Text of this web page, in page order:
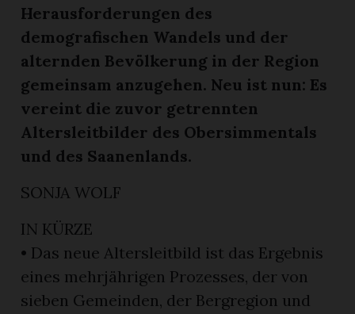
Herausforderungen des
demografischen Wandels und der
alternden Bevölkerung in der Region
gemeinsam anzugehen. Neu ist nun: Es
vereint die zuvor getrennten
Altersleitbilder des Obersimmentals
und des Saanenlands.
SONJA WOLF
IN KÜRZE
• Das neue Altersleitbild ist das Ergebnis
eines mehrjährigen Prozesses, der von
sieben Gemeinden, der Bergregion und